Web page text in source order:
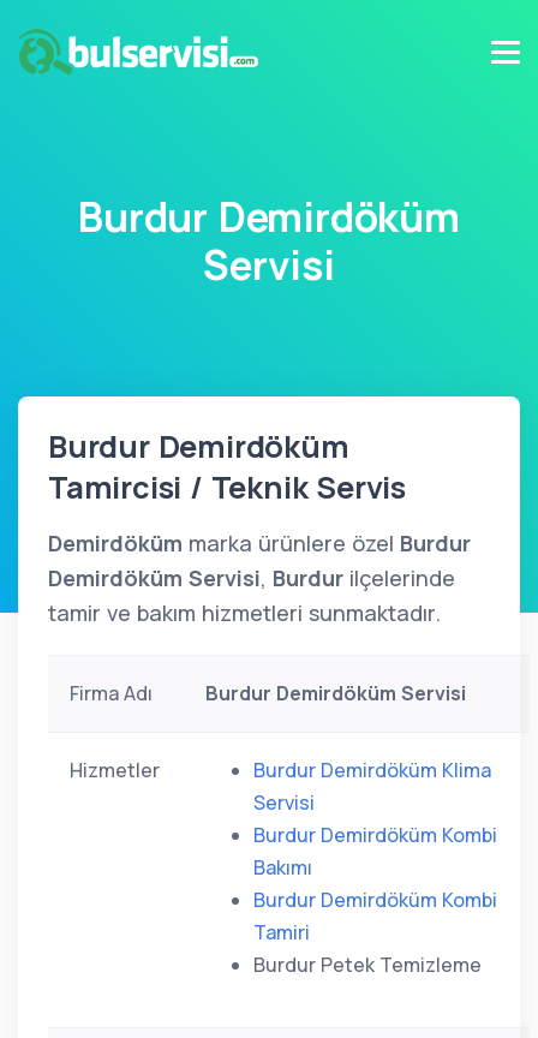
Burdur Demirdöküm
Servisi
Burdur Demirdöküm
Tamircisi / Teknik Servis
Demirdöküm marka ürünlere özel Burdur
Demirdöküm Servisi, Burdur ilçelerinde
tamir ve bakım hizmetleri sunmaktadır.
Firma Adı Burdur Demirdöküm Servisi
Hizmetler
Burdur Demirdöküm Klima
Servisi
Burdur Demirdöküm Kombi
Bakımı
Burdur Demirdöküm Kombi
Tamiri
Burdur Petek Temizleme